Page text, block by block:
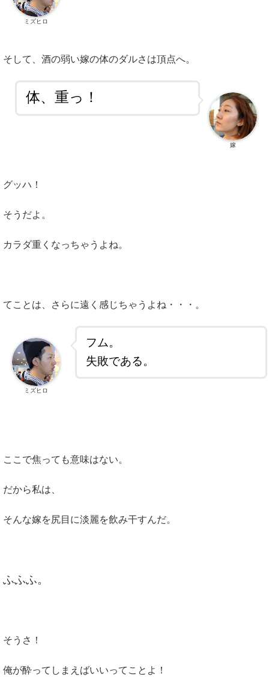
ミズヒロ
そして、酒の弱い嫁の体のダルさは頂点へ。
体、重っ！
嫁
グッハ！
そうだよ。
カラダ重くなっちゃうよね。
てことは、さらに遠く感じちゃうよね・・・。
フム。
失敗である。
ミズヒロ
ここで焦っても意味はない。
だから私は、
そんな嫁を尻目に淡麗を飲み干すんだ。
ふふふ。
そうさ！
俺が酔ってしまえばいいってことよ！